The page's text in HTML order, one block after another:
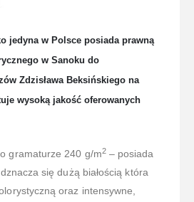
jedyna w Polsce posiada prawną
w Sanoku do
Zdzisława Beksińskiego na
wysoką jakość oferowanych
o gramaturze 240 g/m2– posiada
się dużą białością która
oraz intensywne,